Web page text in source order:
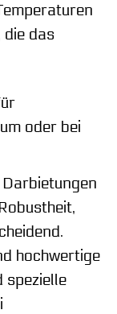
die das
oder bei
hochwertige
spezielle